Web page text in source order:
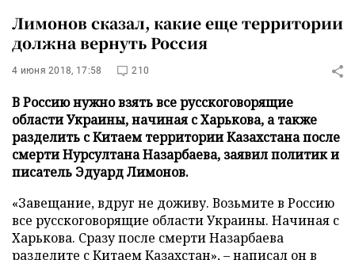
Лимонов сказал, какие еще территории
должна вернуть Россия
4 июня 2018, 17:58 210
В Россию нужно взять все русскоговорящие
области Украины, начиная с Харькова, а также
разделить с Китаем территории Казахстана после
смерти Нурсултана Назарбаева, заявил политик и
писатель Эдуард Лимонов.
«Завещание, вдруг не доживу. Возьмите в Россию
все русскоговорящие области Украины. Начиная с
Харькова. Сразу после смерти Назарбаева
разделите с Китаем Казахстан», – написал он в